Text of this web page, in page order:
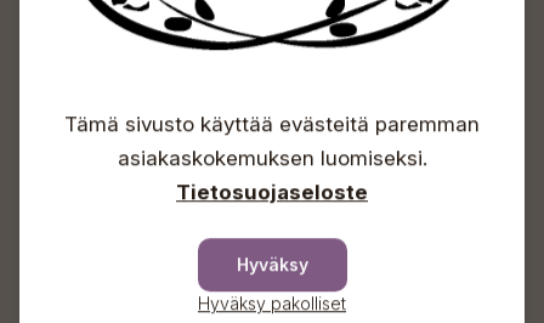
Avoinna
Info & vaihde
+358 50 388 9592
Tämä sivusto käyttää evästeitä paremman
asiakaskokemuksen luomiseksi.
Tietosuojaseloste
Hyväksy
Hyväksy pakolliset